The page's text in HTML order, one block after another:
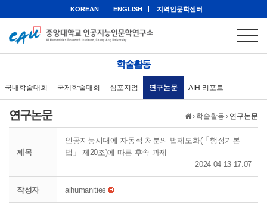
KOREAN ENGLISH 지역인문학센터
학술활동
국내학술대회 국제학술대회 심포지엄 연구논문 AIH 리포트
› 학술활동 › 연구논문
연구논문
제목
인공지능시대에 자동적 처분의 법제도화(「행정기본
법」 제20조)에 따른 후속 과제
2024-04-13 17:07
작성자 aihumanities